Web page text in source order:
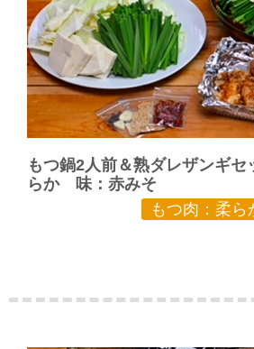
もつ鍋2人前＆熟ダレザンギ
らか 味：赤みそ
もつ肉：柔ら